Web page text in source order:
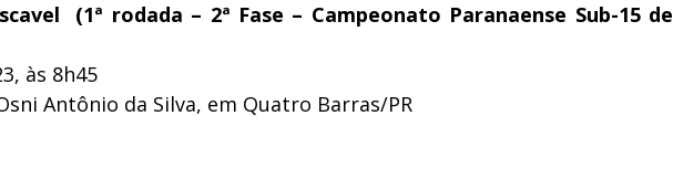
(1ª rodada – 2ª Fase – Campeonato Paranaense Sub-15 de
às 8h45
Antônio da Silva, em Quatro Barras/PR